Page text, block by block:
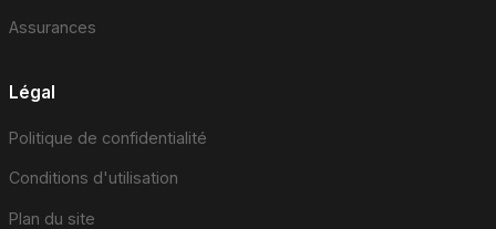
Assurances
Légal
Politique de confidentialité
Conditions d'utilisation
Plan du site